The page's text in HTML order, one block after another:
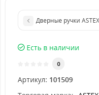
Есть в наличии
0
Артикул: 101509